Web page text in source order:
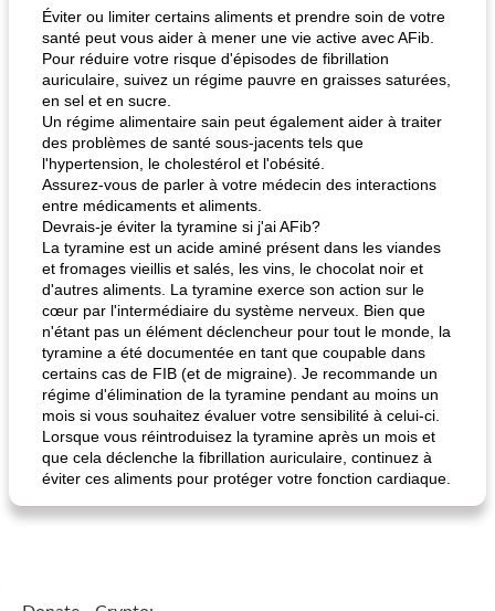
Éviter ou limiter certains aliments et prendre soin de votre
santé peut vous aider à mener une vie active avec AFib.
Pour réduire votre risque d'épisodes de fibrillation
auriculaire, suivez un régime pauvre en graisses saturées,
en sel et en sucre.
Un régime alimentaire sain peut également aider à traiter
des problèmes de santé sous-jacents tels que
l'hypertension, le cholestérol et l'obésité.
Assurez-vous de parler à votre médecin des interactions
entre médicaments et aliments.
Devrais-je éviter la tyramine si j'ai AFib?
La tyramine est un acide aminé présent dans les viandes
et fromages vieillis et salés, les vins, le chocolat noir et
d'autres aliments. La tyramine exerce son action sur le
cœur par l'intermédiaire du système nerveux. Bien que
n'étant pas un élément déclencheur pour tout le monde, la
tyramine a été documentée en tant que coupable dans
certains cas de FIB (et de migraine). Je recommande un
régime d'élimination de la tyramine pendant au moins un
mois si vous souhaitez évaluer votre sensibilité à celui-ci.
Lorsque vous réintroduisez la tyramine après un mois et
que cela déclenche la fibrillation auriculaire, continuez à
éviter ces aliments pour protéger votre fonction cardiaque.